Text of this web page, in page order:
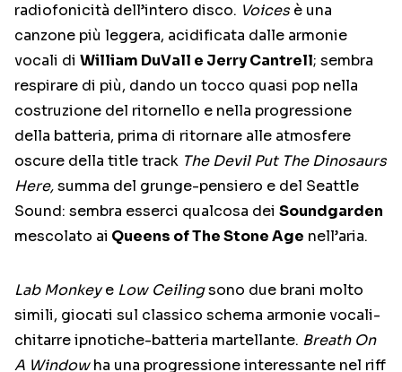
radiofonicità dell’intero disco. Voicesè una
canzone più leggera, acidificata dalle armonie
vocali di William DuVall e Jerry Cantrell; sembra
respirare di più, dando un tocco quasi pop nella
costruzione del ritornello e nella progressione
della batteria, prima di ritornare alle atmosfere
oscure della title track The Devil Put The Dinosaurs
Here,summa del grunge-pensiero e del Seattle
Sound: sembra esserci qualcosa dei Soundgarden
mescolato ai Queens of The Stone Age nell’aria.
Lab Monkeye Low Ceilingsono due brani molto
simili, giocati sul classico schema armonie vocali-
chitarre ipnotiche-batteria martellante. Breath On
A Windowha una progressione interessante nel riff